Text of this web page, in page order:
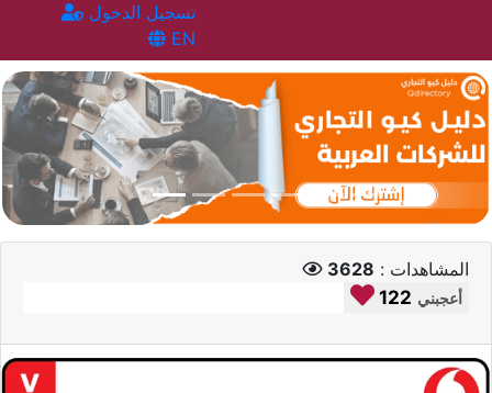
تسجيل الدخول
EN
المشاهدات : 3628
122 أعجبني